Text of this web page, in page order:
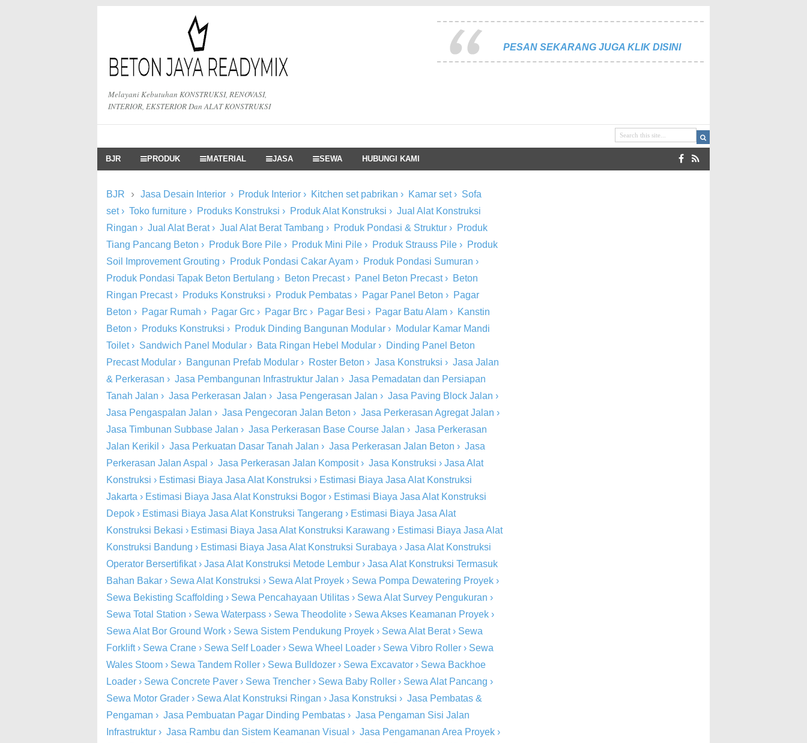
Melayani Kebutuhan KONSTRUKSI, RENOVASI,
INTERIOR, EKSTERIOR Dan ALAT KONSTRUKSI
PESAN SEKARANG JUGA KLIK DISINI
BJR PRODUK MATERIAL JASA SEWA HUBUNGI KAMI
BJR › Jasa Desain Interior › Produk Interior › Kitchen set pabrikan › Kamar set› Sofa
set› Toko furniture › Produks Konstruksi › Produk Alat Konstruksi › Jual Alat Konstruksi
Ringan › Jual Alat Berat› Jual Alat Berat Tambang › Produk Pondasi & Struktur › Produk
Tiang Pancang Beton › Produk Bore Pile › Produk Mini Pile › Produk Strauss Pile › Produk
Soil Improvement Grouting › Produk Pondasi Cakar Ayam › Produk Pondasi Sumuran ›
Produk Pondasi Tapak Beton Bertulang › Beton Precast› Panel Beton Precast› Beton
Ringan Precast› Produks Konstruksi › Produk Pembatas › Pagar Panel Beton › Pagar
Beton › Pagar Rumah › Pagar Grc › Pagar Brc › Pagar Besi › Pagar Batu Alam › Kanstin
Beton › Produks Konstruksi › Produk Dinding Bangunan Modular › Modular Kamar Mandi
Toilet› Sandwich Panel Modular › Bata Ringan Hebel Modular › Dinding Panel Beton
Precast Modular › Bangunan Prefab Modular › Roster Beton › Jasa Konstruksi › Jasa Jalan
& Perkerasan › Jasa Pembangunan Infrastruktur Jalan › Jasa Pemadatan dan Persiapan
Tanah Jalan › Jasa Perkerasan Jalan › Jasa Pengerasan Jalan › Jasa Paving Block Jalan ›
Jasa Pengaspalan Jalan › Jasa Pengecoran Jalan Beton › Jasa Perkerasan Agregat Jalan ›
Jasa Timbunan Subbase Jalan › Jasa Perkerasan Base Course Jalan › Jasa Perkerasan
Jalan Kerikil › Jasa Perkuatan Dasar Tanah Jalan › Jasa Perkerasan Jalan Beton › Jasa
Perkerasan Jalan Aspal › Jasa Perkerasan Jalan Komposit› Jasa Konstruksi › Jasa Alat
Konstruksi › Estimasi Biaya Jasa Alat Konstruksi › Estimasi Biaya Jasa Alat Konstruksi
Jakarta › Estimasi Biaya Jasa Alat Konstruksi Bogor › Estimasi Biaya Jasa Alat Konstruksi
Depok › Estimasi Biaya Jasa Alat Konstruksi Tangerang › Estimasi Biaya Jasa Alat
Konstruksi Bekasi › Estimasi Biaya Jasa Alat Konstruksi Karawang › Estimasi Biaya Jasa Alat
Konstruksi Bandung › Estimasi Biaya Jasa Alat Konstruksi Surabaya › Jasa Alat Konstruksi
Operator Bersertifikat› Jasa Alat Konstruksi Metode Lembur › Jasa Alat Konstruksi Termasuk
Bahan Bakar › Sewa Alat Konstruksi › Sewa Alat Proyek › Sewa Pompa Dewatering Proyek ›
Sewa Bekisting Scaffolding › Sewa Pencahayaan Utilitas › Sewa Alat Survey Pengukuran ›
Sewa Total Station › Sewa Waterpass › Sewa Theodolite › Sewa Akses Keamanan Proyek ›
Sewa Alat Bor Ground Work › Sewa Sistem Pendukung Proyek › Sewa Alat Berat› Sewa
Forklift› Sewa Crane › Sewa Self Loader › Sewa Wheel Loader › Sewa Vibro Roller › Sewa
Wales Stoom › Sewa Tandem Roller › Sewa Bulldozer › Sewa Excavator › Sewa Backhoe
Loader › Sewa Concrete Paver › Sewa Trencher › Sewa Baby Roller › Sewa Alat Pancang ›
Sewa Motor Grader › Sewa Alat Konstruksi Ringan › Jasa Konstruksi › Jasa Pembatas &
Pengaman › Jasa Pembuatan Pagar Dinding Pembatas › Jasa Pengaman Sisi Jalan
Infrastruktur › Jasa Rambu dan Sistem Keamanan Visual › Jasa Pengamanan Area Proyek ›